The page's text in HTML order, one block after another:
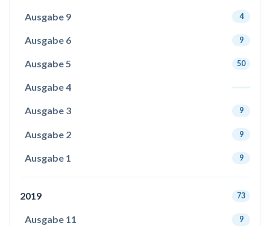
Ausgabe 9 4
Ausgabe 6 9
Ausgabe 5 50
Ausgabe 4
Ausgabe 3 9
Ausgabe 2 9
Ausgabe 1 9
2019 73
Ausgabe 11 9